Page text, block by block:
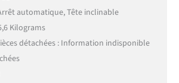
automatique, Tête inclinable
Kilograms
détachées : Information indisponible